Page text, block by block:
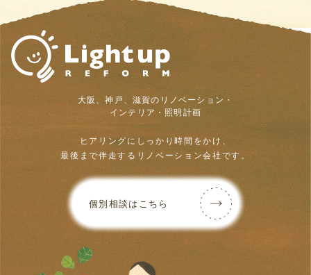
大阪、神戸、滋賀のリノベーション・
インテリア・照明計画
ヒアリングにしっかり時間をかけ、
最後まで伴走するリノベーション会社です。
個別相談はこちら